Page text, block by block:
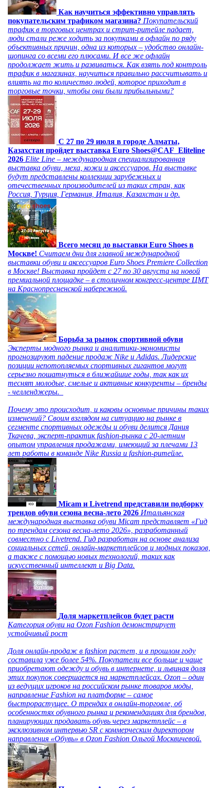
Как научиться эффективно управлять
покупательским трафиком магазина? Покупательский
трафик в торговых центрах и стрит-ритейле падает,
люди стали реже ходить за покупками в офлайн по ряду
объективных причин, одна из которых – удобство онлайн-
шопинга со всеми его плюсами. И все же офлайн
продолжает жить и развиваться. Как взять под контроль
трафик в магазинах, научиться правильно рассчитывать и
влиять на то количество людей, которое приходит в
торговые точки, чтобы они были прибыльными?
C 27 по 29 июля в городе Алматы,
Казахстан пройдет выставка Euro Shoes@CAF_Eliteline
2026 Elite Line – международная специализированная
выставка обуви, меха, кожи и аксессуаров. На выставке
будут представлены коллекции зарубежных и
отечественных производителей из таких стран, как
Россия, Турция, Германия, Италия, Казахстан и др.
Всего месяц до выставки Euro Shoes в
Москве! Считаем дни для главной международной
выставки обуви и аксессуаров Euro Shoes Premiere Collection
в Москве! Выставка пройдет с 27 по 30 августа на новой
премиальной площадке – в столичном конгресс-центре ЦМТ
на Краснопресненской набережной.
Борьба за рынок спортивной обуви
Эксперты модного рынка и аналитики-экономисты
прогнозируют падение продаж Nike и Adidas. Лидерские
позиции непотопляемых спортивных гигантов могут
серьезно пошатнуться в ближайшие годы, так как их
теснят молодые, смелые и активные конкуренты – бренды
- челленджеры.
Почему это происходит, и каковы основные причины таких
изменений? Своим взглядом на ситуацию на рынке в
сегменте спортивных одежды и обуви делится Дания
Ткачева, эксперт-практик fashion-рынка с 20-летним
опытом управления продажами, имеющий за плечами 13
лет работы в команде Nike Russia и fashion-ритейле.
Micam и Livetrend представили подборку
трендов обуви сезона весна-лето 2026 Итальянская
международная выставка обуви Micam представляет «Гид
по трендам сезона весна-лето 2026», разработанный
совместно с Livetrend. Гид разработан на основе анализа
социальных сетей, онлайн-маркетплейсов и модных показов,
а также с помощью новых технологий, таких как
искусственный интеллект и Big Data.
Доля маркетплейсов будет расти
Категория обуви на Ozon Fashion демонстрирует
устойчивый рост
Доля онлайн-продаж в fashion растет, и в прошлом году
составила уже более 54%. Покупатели все больше и чаще
приобретают одежду и обувь в интернете, и львиная доля
этих покупок совершается на маркетплейсах. Ozon – один
из ведущих игроков на российском рынке товаров моды,
направление Fashion на платформе – самое
быстрорастущее. О трендах в онлайн-торговле, об
особенностях обувного рынка и рекомендациях для брендов,
планирующих продавать обувь через маркетплейс – в
эксклюзивном интервью SR с коммерческим директором
направления «Обувь» в Ozon Fashion Ольгой Москвичевой.